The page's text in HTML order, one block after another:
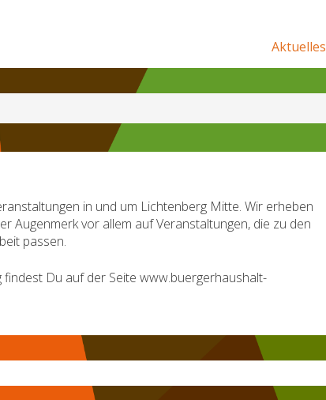
Aktuelles
in und um Lichtenberg Mitte. Wir erheben
Augenmerk vor allem auf Veranstaltungen, die zu den
passen.
Du auf der Seite www.buergerhaushalt-